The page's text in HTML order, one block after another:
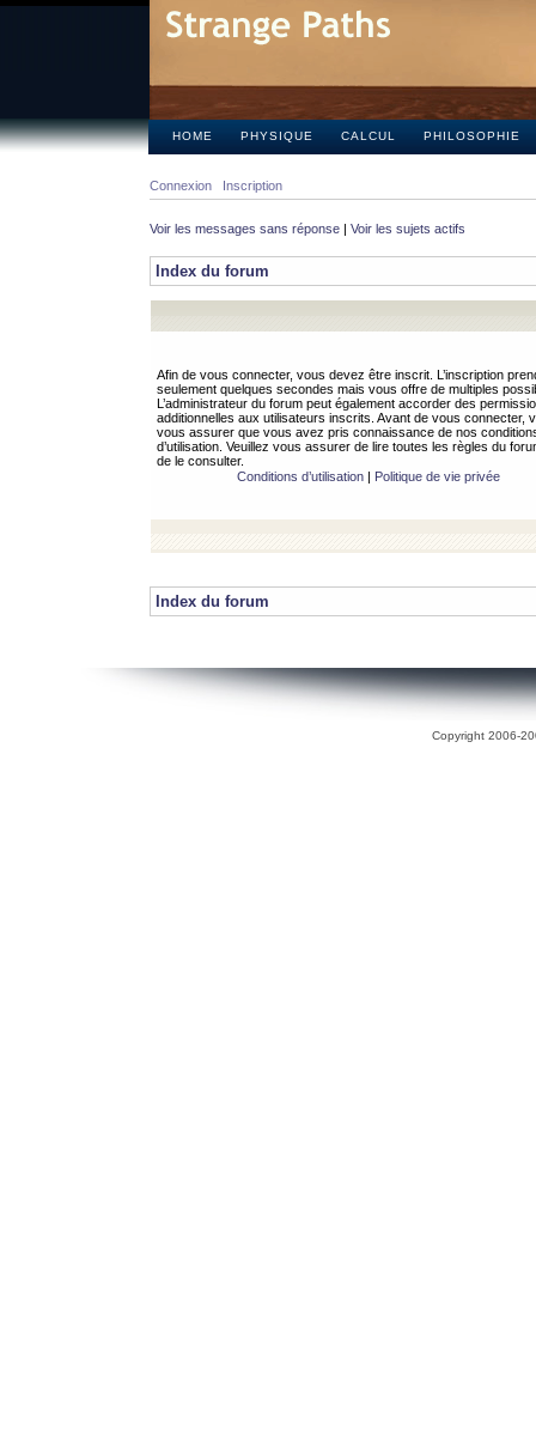
HOME PHYSIQUE CALCUL PHILOSOPHIE
Connexion Inscription
Voir les messages sans réponse | Voir les sujets actifs
Index du forum
Afin de vous connecter, vous devez être inscrit. L’inscription
seulement quelques secondes mais vous offre de multiples
L’administrateur du forum peut également accorder des
additionnelles aux utilisateurs inscrits. Avant de vous connecter,
vous assurer que vous avez pris connaissance de nos
d’utilisation. Veuillez vous assurer de lire toutes les règles du
de le consulter.
Conditions d’utilisation| Politique de vie privée
Index du forum
Copyright 2006-